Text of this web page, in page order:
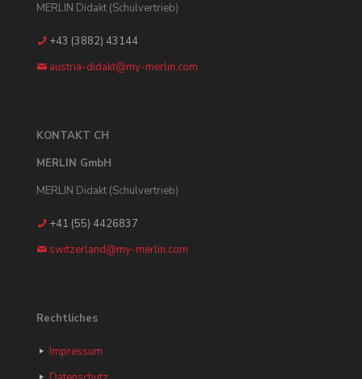
MERLIN Didakt (Schulvertrieb)
+43 (3882) 43144
austria-didakt@my-merlin.com
KONTAKT CH
MERLIN GmbH
MERLIN Didakt (Schulvertrieb)
+41 (55) 4426837
switzerland@my-merlin.com
Rechtliches
Impressum